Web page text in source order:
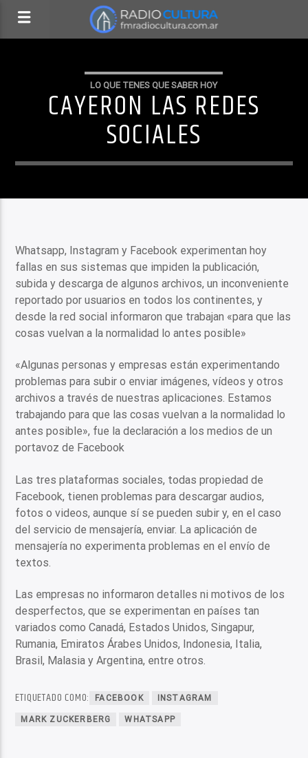
LO QUE TENES QUE SABER HOY
CAYERON LAS REDES
SOCIALES
Whatsapp, Instagram y Facebook experimentan hoy
fallas en sus sistemas que impiden la publicación,
subida y descarga de algunos archivos, un inconveniente
reportado por usuarios en todos los continentes, y
desde la red social informaron que trabajan «para que las
cosas vuelvan a la normalidad lo antes posible»
«Algunas personas y empresas están experimentando
problemas para subir o enviar imágenes, vídeos y otros
archivos a través de nuestras aplicaciones. Estamos
trabajando para que las cosas vuelvan a la normalidad lo
antes posible», fue la declaración a los medios de un
portavoz de Facebook
Las tres plataformas sociales, todas propiedad de
Facebook, tienen problemas para descargar audios,
fotos o videos, aunque sí se pueden subir y, en el caso
del servicio de mensajería, enviar. La aplicación de
mensajería no experimenta problemas en el envío de
textos.
Las empresas no informaron detalles ni motivos de los
desperfectos, que se experimentan en países tan
variados como Canadá, Estados Unidos, Singapur,
Rumania, Emiratos Árabes Unidos, Indonesia, Italia,
Brasil, Malasia y Argentina, entre otros.
ETIQUETADO COMO: FACEBOOK INSTAGRAM
MARK ZUCKERBERG WHATSAPP